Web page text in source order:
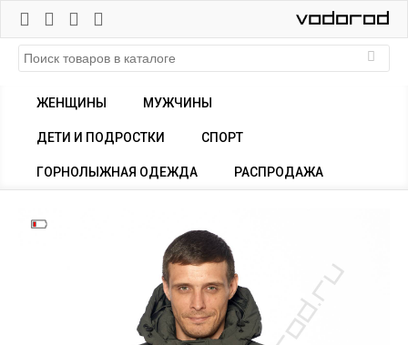
ЖЕНЩИНЫ МУЖЧИНЫ
ДЕТИ И ПОДРОСТКИ СПОРТ
ГОРНОЛЫЖНАЯ ОДЕЖДА РАСПРОДАЖА